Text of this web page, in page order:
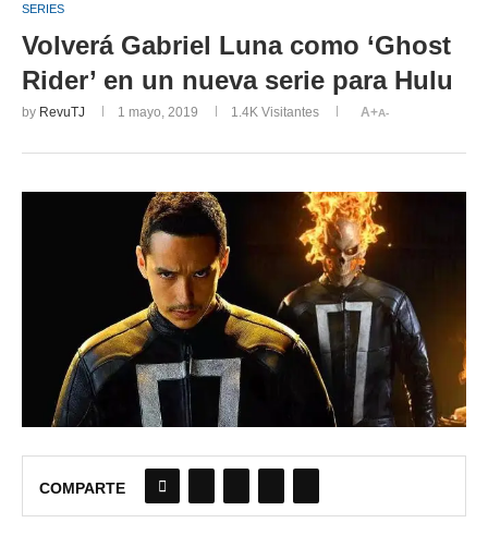
SERIES
Volverá Gabriel Luna como ‘Ghost
Rider’ en un nueva serie para Hulu
by RevuTJ 1 mayo, 2019 1.4K Visitantes A+A-
COMPARTE